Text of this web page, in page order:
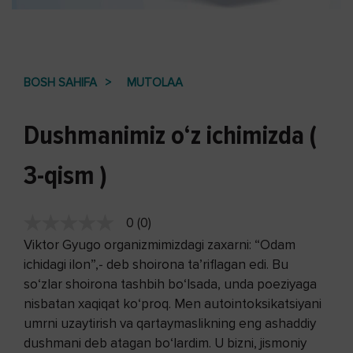
BOSH SAHIFA MUTOLAA
Dushmanimiz o‘z ichimizda (
3-qism )
0 (0)
Viktor Gyugo organizmimizdagi zaxarni: “Odam
ichidagi ilon”,- deb shoirona ta’riflagan edi. Bu
so‘zlar shoirona tashbih bo‘lsada, unda poeziyaga
nisbatan xaqiqat ko‘proq. Men autointoksikatsiyani
umrni uzaytirish va qartaymaslikning eng ashaddiy
dushmani deb atagan bo‘lardim. U bizni, jismoniy